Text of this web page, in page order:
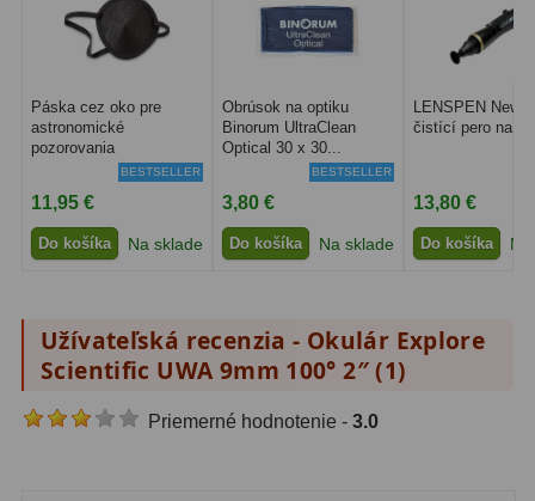
Šport59
Divadelné2
Astronomické44
Diaľkomery a Nočné videnie
Monokulárne 49
Turistika22
Ornitológia11
Páska cez oko pre
astronomické
pozorovania
BESTSELLER
11,95 €
Do košíka Na sklade
Obrúsok na optiku
Binorum UltraClean
Optical 30 x 30...
BESTSELLER
3,80 €
Do košíka Na sklade
LENSPEN New
čistící pero na
13,80 €
Do košíka
Užívateľská recenzia - Okulár Explore
Scientific UWA 9mm 100° 2″ (1)
Priemerné hodnotenie - 3.0